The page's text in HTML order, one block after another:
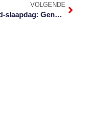
VOLGENDE
Wêreld-slaapdag: Genoeg daarvan is noodsaaklik